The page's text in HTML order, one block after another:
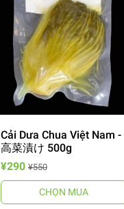
Cải Dưa Chua Việt Nam -
高菜漬け 500g
¥290 ¥550
CHỌN MUA